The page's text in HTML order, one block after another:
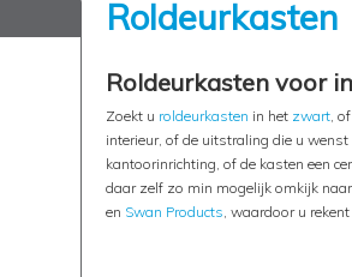
Roldeurkasten
Roldeurkasten voor
Zoekt u roldeurkasten in het zwart,
interieur, of de uitstraling die u
kantoorinrichting, of de kasten een
daar zelf zo min mogelijk omkijk
en Swan Products, waardoor u